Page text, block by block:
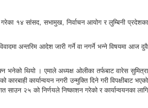
गरेका १४ सांसद, सभामुख, निर्वाचन आयोग र लुम्बिनी प्रदेशका
अन्तरिम आदेश जारी गर्ने वा नगर्ने भन्ने विषयमा आज दुवै
भनेको थियो । एमाले अध्यक्ष ओलीका तर्फबाट वारेस सुमित्रा
कार्यान्वयन नगरी उन्मुक्ति दिने गरी विपक्षीबाट भएको
साउन २५ को निर्णयले निष्काशन गरेको र कार्यान्वयनका लागि